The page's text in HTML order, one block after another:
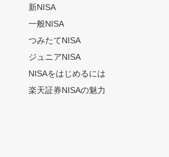
新NISA
一般NISA
つみたてNISA
ジュニアNISA
NISAをはじめるには
楽天証券NISAの魅力